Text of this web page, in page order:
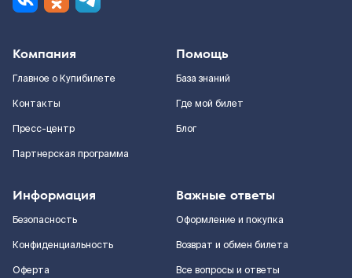
Компания
Главное о Купибилете
Контакты
Пресс-центр
Партнерская программа
Помощь
База знаний
Где мой билет
Блог
Информация
Безопасность
Конфиденциальность
Оферта
Важные ответы
Оформление и покупка
Возврат и обмен билета
Все вопросы и ответы